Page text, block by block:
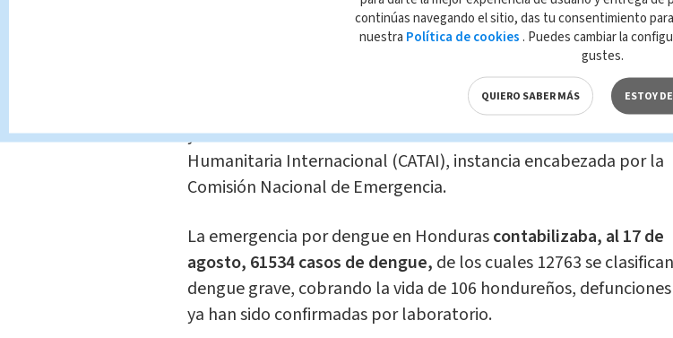
internacional para la lucha conjunta contra esta enfermedad.
donación de insecticidas y
para el control de larvas del mosquitoque fueron enviadas hoy,
aérea, a Honduras, en colaboración con el Servicio de Vigilancia
y en estrecha coordinación con el Comité Asesor Técnico de
Humanitaria Internacional (CATAI), instancia encabezada por la
Comisión Nacional de Emergencia.
La emergencia por dengue en Hondurascontabilizaba, al 17 de
agosto, 61534 casos de dengue, de los cuales 12763 se
dengue grave, cobrando la vida de 106 hondureños,
ya han sido confirmadas por laboratorio.
continúas navegando el sitio, das tu consentimiento
nuestra Política de cookies . Puedes cambiar la
gustes.
QUIERO SABER MÁS ESTOY